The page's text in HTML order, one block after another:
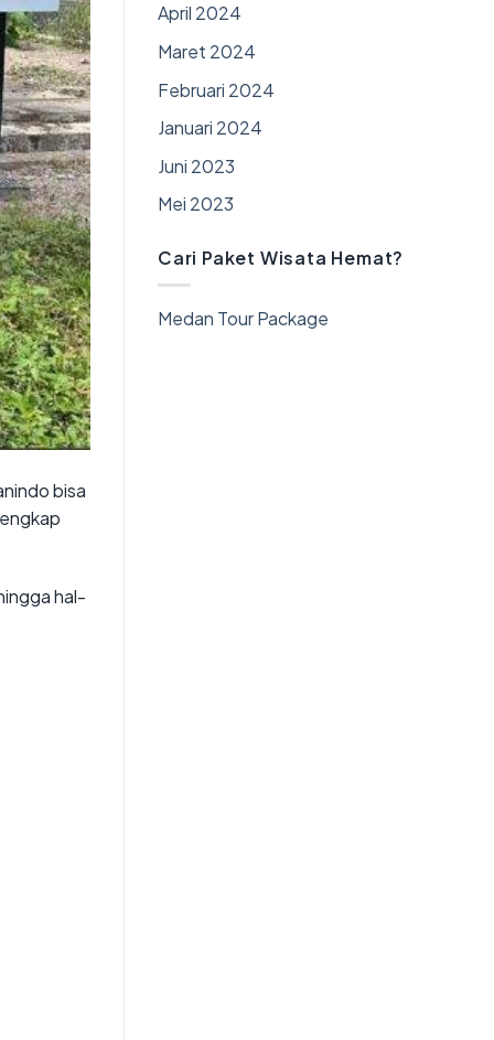
bisa
hal-
April 2024
Maret 2024
Februari 2024
Januari 2024
Juni 2023
Mei 2023
Cari Paket Wisata Hemat?
Medan Tour Package